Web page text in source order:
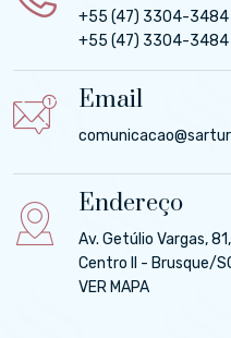
+55 (47) 3304-3484
+55 (47) 3304-3484
Email
Endereço
Av. Getúlio Vargas,
Centro II - Brusque/
VER MAPA